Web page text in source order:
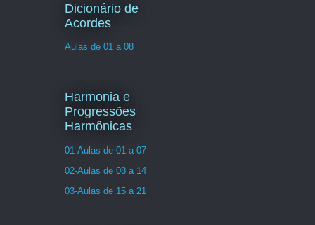
Dicionário de
Acordes
Aulas de 01 a 08
Harmonia e
Progressões
Harmônicas
01-Aulas de 01 a 07
02-Aulas de 08 a 14
03-Aulas de 15 a 21